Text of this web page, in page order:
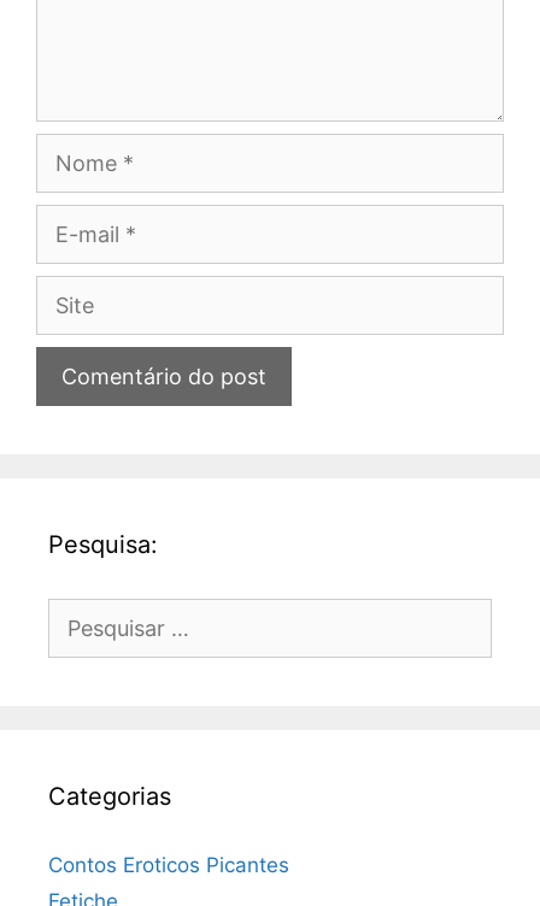
Site
Pesquisa:
por:
Categorias
Contos Eroticos Picantes